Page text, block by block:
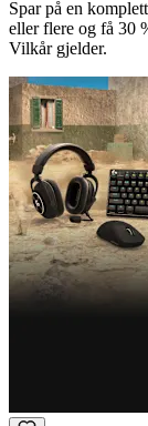
Spar på en
eller flere og få 30
Vilkår gjelder.